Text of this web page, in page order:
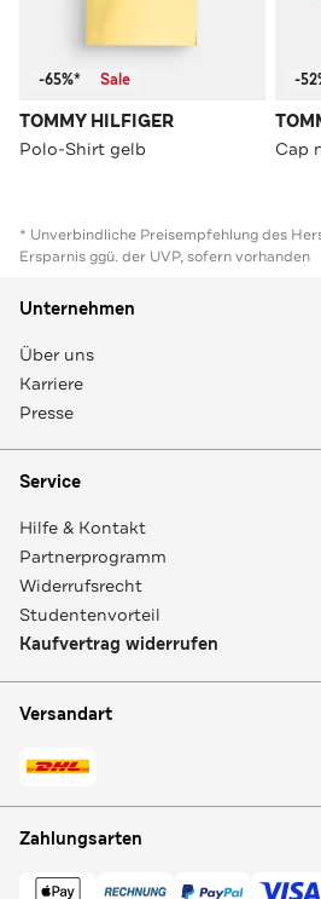
-65%* Sale
TOMMY HILFIGER
Polo-Shirt gelb
-
Cap
* Unverbindliche Preisempfehlung des
Ersparnis ggü. der UVP, sofern vorhanden
Unternehmen
Über uns
Karriere
Presse
Service
Hilfe & Kontakt
Partnerprogramm
Widerrufsrecht
Studentenvorteil
Kaufvertrag widerrufen
Versandart
Zahlungsarten